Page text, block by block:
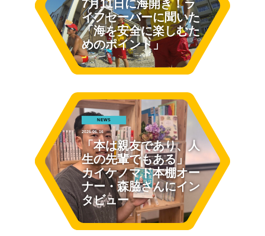
7月11日に海開き！ラ
イフセーバーに聞いた
「海を安全に楽しむた
めのポイント」
NEWS
2026.06.16
「本は親友であり、人
生の先輩でもある」
カイケノマド本棚オー
ナー・森脇さんにイン
タビュー